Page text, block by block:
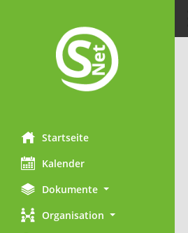
Startseite
Kalender
Dokumente
Organisation